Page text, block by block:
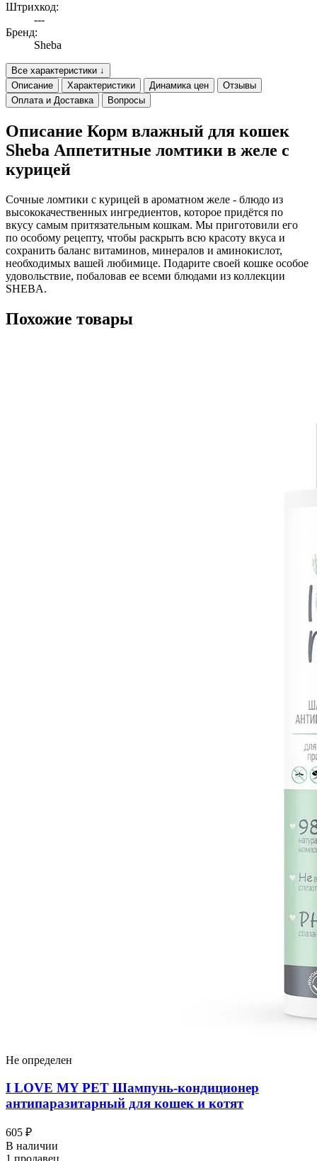
Штрихкод:
---
Бренд:
Sheba
Все характеристики ↓
Описание
Характеристики Динамика цен
Отзывы
Оплата и Доставка
Вопросы
Описание Корм влажный для кошек
Sheba Аппетитные ломтики в желе с
курицей
Сочные ломтики с курицей в ароматном желе - блюдо из
высококачественных ингредиентов, которое придётся по
вкусу самым притязательным кошкам. Мы приготовили его
по особому рецепту, чтобы раскрыть всю красоту вкуса и
сохранить баланс витаминов, минералов и аминокислот,
необходимых вашей любимице. Подарите своей кошке особое
удовольствие, побаловав ее всеми блюдами из коллекции
SHEBA.
Похожие товары
Не определен
I LOVЕ MY PET Шампунь-кондиционер
антипаразитарный для кошек и котят
605 ₽
В наличии